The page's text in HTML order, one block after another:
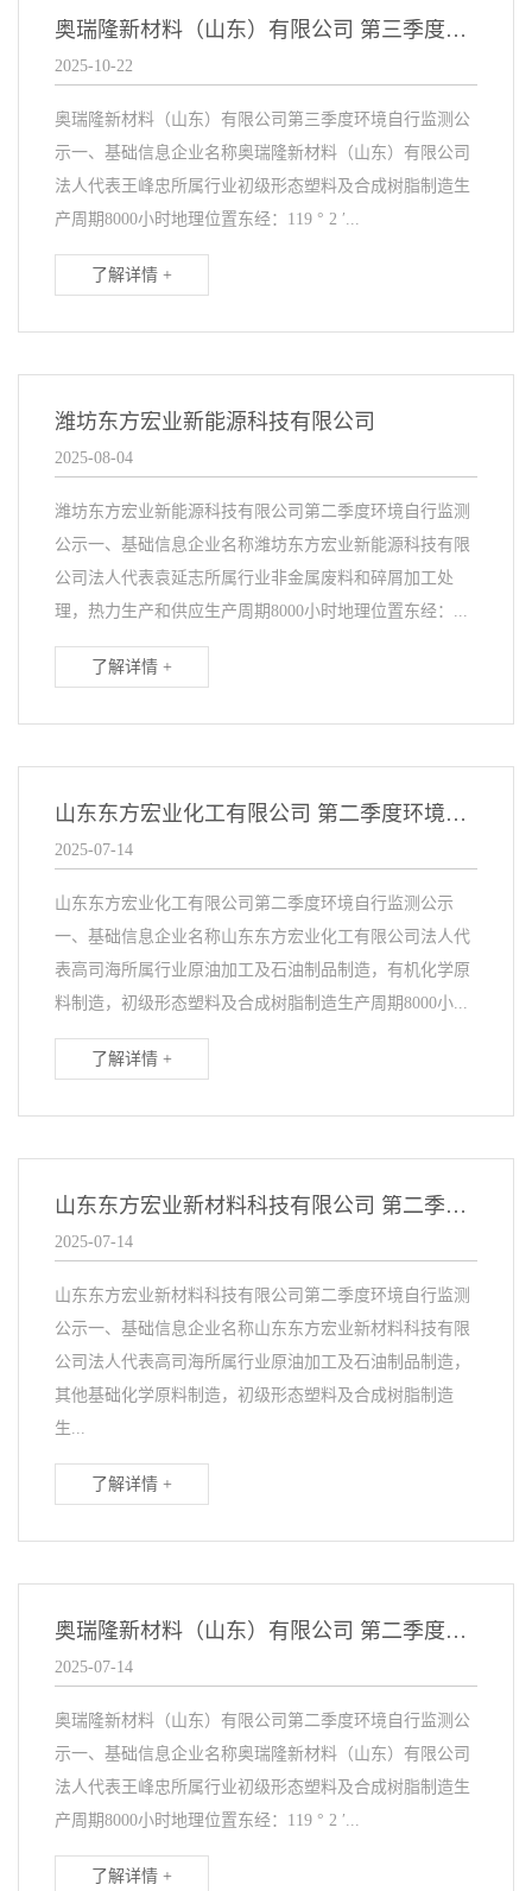
奥瑞隆新材料（山东）有限公司 第三季度环境自行监测公示
2025-10-22
奥瑞隆新材料（山东）有限公司第三季度环境自行监测公
示一、基础信息企业名称奥瑞隆新材料（山东）有限公司
法人代表王峰忠所属行业初级形态塑料及合成树脂制造生
产周期8000小时地理位置东经：119 ° 2 ′...
了解详情 +
潍坊东方宏业新能源科技有限公司
2025-08-04
潍坊东方宏业新能源科技有限公司第二季度环境自行监测
公示一、基础信息企业名称潍坊东方宏业新能源科技有限
公司法人代表袁延志所属行业非金属废料和碎屑加工处
理，热力生产和供应生产周期8000小时地理位置东经：...
了解详情 +
山东东方宏业化工有限公司 第二季度环境自行监测公示
2025-07-14
山东东方宏业化工有限公司第二季度环境自行监测公示
一、基础信息企业名称山东东方宏业化工有限公司法人代
表高司海所属行业原油加工及石油制品制造，有机化学原
料制造，初级形态塑料及合成树脂制造生产周期8000小...
了解详情 +
山东东方宏业新材料科技有限公司 第二季度环境自行监测公示
2025-07-14
山东东方宏业新材料科技有限公司第二季度环境自行监测
公示一、基础信息企业名称山东东方宏业新材料科技有限
公司法人代表高司海所属行业原油加工及石油制品制造，
其他基础化学原料制造，初级形态塑料及合成树脂制造
生...
了解详情 +
奥瑞隆新材料（山东）有限公司 第二季度环境自行监测公示
2025-07-14
奥瑞隆新材料（山东）有限公司第二季度环境自行监测公
示一、基础信息企业名称奥瑞隆新材料（山东）有限公司
法人代表王峰忠所属行业初级形态塑料及合成树脂制造生
产周期8000小时地理位置东经：119 ° 2 ′...
了解详情 +